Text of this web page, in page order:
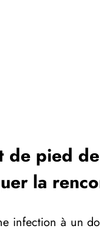
de pied
la
infection à un